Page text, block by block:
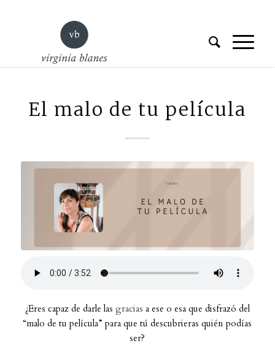
El malo de tu película
¿Eres capaz de darle las gracias a ese o esa que disfrazó del
“malo de tu película” para que tú descubrieras quién podías
ser?